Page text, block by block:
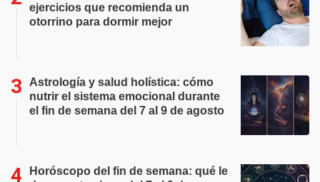
ejercicios que recomienda un
otorrino para dormir mejor
Astrología y salud holística: cómo
nutrir el sistema emocional durante
el fin de semana del 7 al 9 de agosto
Horóscopo del fin de semana: qué le